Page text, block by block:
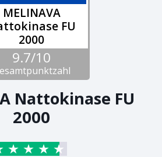
MELINAVA
FU
2000
9.7/10
Nattokinase FU
2000